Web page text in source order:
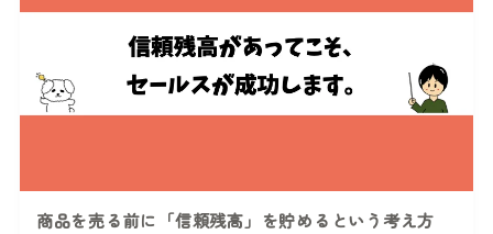
商品を売る前に「信頼残高」を貯めるという考え方